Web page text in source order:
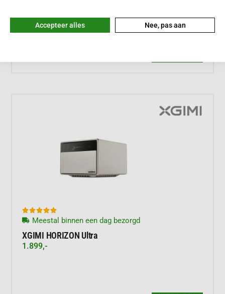

Meestal binnen een dag bezorgd
XGIMI HORIZON Ultra
1.899,-
Accepteer alles Nee, pas aan